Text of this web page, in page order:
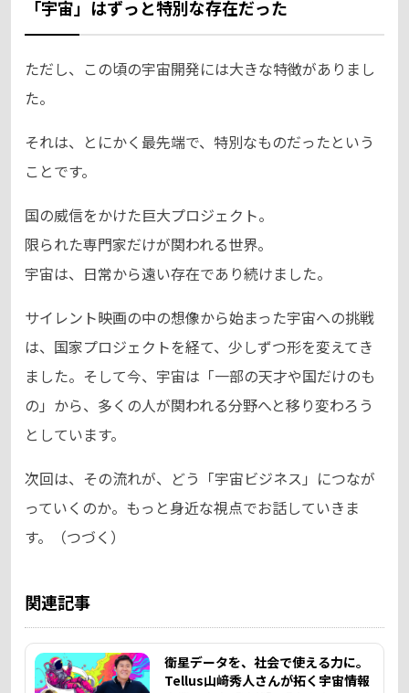
「宇宙」はずっと特別な存在だった
ただし、この頃の宇宙開発には大きな特徴がありまし
た。
それは、とにかく最先端で、特別なものだったという
ことです。
国の威信をかけた巨大プロジェクト。
限られた専門家だけが関われる世界。
宇宙は、日常から遠い存在であり続けました。
サイレント映画の中の想像から始まった宇宙への挑戦
は、国家プロジェクトを経て、少しずつ形を変えてき
ました。そして今、宇宙は「一部の天才や国だけのも
の」から、多くの人が関われる分野へと移り変わろう
としています。
次回は、その流れが、どう「宇宙ビジネス」につなが
っていくのか。もっと身近な視点でお話していきま
す。（つづく）
関連記事
衛星データを、社会で使える力に。
Tellus山﨑秀人さんが拓く宇宙情報